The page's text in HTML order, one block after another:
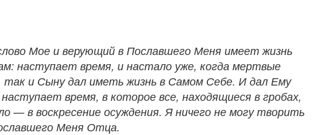
Мое и верующий в Пославшего Меня имеет жизнь
наступает время, и настало уже, когда мертвые
и Сыну дал иметь жизнь в Самом Себе. И дал Ему
время, в которое все, находящиеся в гробах,
— в воскресение осуждения. Я ничего не могу творить
Меня Отца.